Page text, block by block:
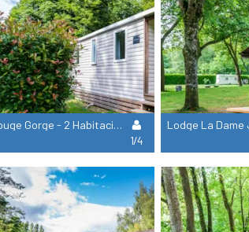
Rouge Gorge - 2 Habitaciones - 25 M²
1/4